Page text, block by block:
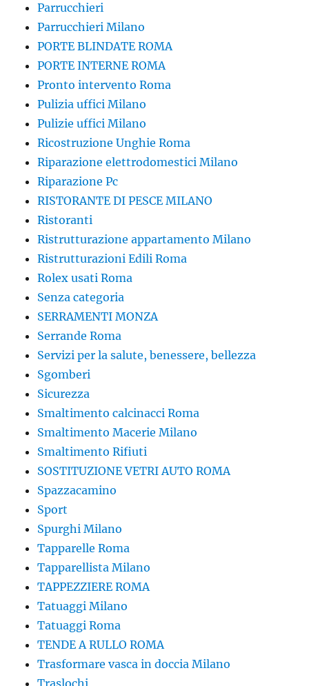
Parrucchieri
Parrucchieri Milano
PORTE BLINDATE ROMA
PORTE INTERNE ROMA
Pronto intervento Roma
Pulizia uffici Milano
Pulizie uffici Milano
Ricostruzione Unghie Roma
Riparazione elettrodomestici Milano
Riparazione Pc
RISTORANTE DI PESCE MILANO
Ristoranti
Ristrutturazione appartamento Milano
Ristrutturazioni Edili Roma
Rolex usati Roma
Senza categoria
SERRAMENTI MONZA
Serrande Roma
Servizi per la salute, benessere, bellezza
Sgomberi
Sicurezza
Smaltimento calcinacci Roma
Smaltimento Macerie Milano
Smaltimento Rifiuti
SOSTITUZIONE VETRI AUTO ROMA
Spazzacamino
Sport
Spurghi Milano
Tapparelle Roma
Tapparellista Milano
TAPPEZZIERE ROMA
Tatuaggi Milano
Tatuaggi Roma
TENDE A RULLO ROMA
Trasformare vasca in doccia Milano